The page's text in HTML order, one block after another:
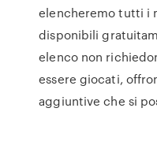
elencheremo tutti i
disponibili
elenco non
essere giocati,
aggiuntive che si